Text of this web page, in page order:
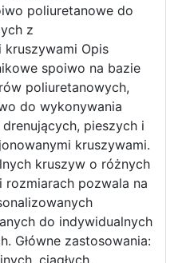
poliuretanowe do
z
Opis
spoiwo na bazie
poliuretanowych,
do wykonywania
pieszych i
kruszywami.
kruszyw o różnych
rozmiarach pozwala na
do indywidualnych
Główne zastosowania:
ciągłych,